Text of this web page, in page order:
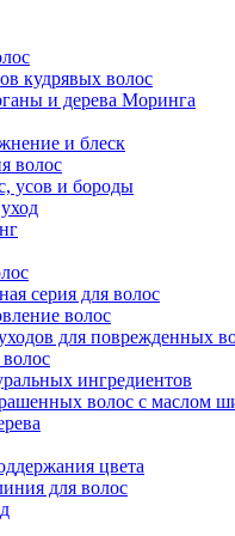
кудрявых волос
и дерева Моринга
и блеск
волос
усов и бороды
серия для волос
волос
для поврежденных
ингредиентов
волос с маслом
цвета
для волос